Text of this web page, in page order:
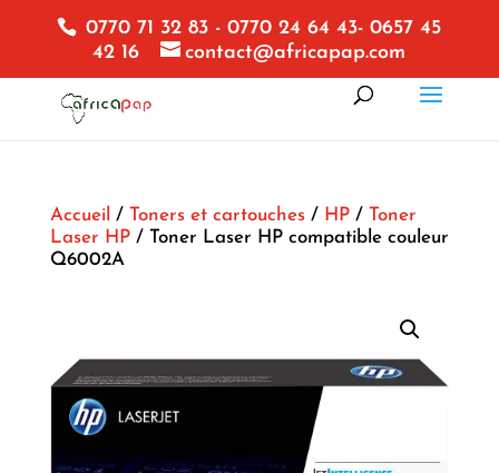
0770 71 32 83 - 0770 24 64 43- 0657 45
42 16
contact@africapap.com
Accueil / Toners et cartouches/ HP/ Toner
Laser HP/ Toner Laser HP compatible couleur
Q6002A